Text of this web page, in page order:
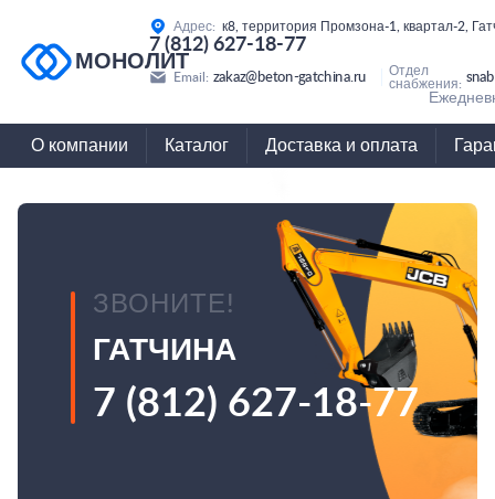
МОНОЛИТ
Адрес: к8, территория Промзона-1, квартал-2,
7 (812) 627-18-77
Email: zakaz@beton-gatchina.ru
Отдел
снабжения:
О компании Каталог Доставка и оплата
ЗВОНИТЕ!
ГАТЧИНА
7 (812) 627-18-77